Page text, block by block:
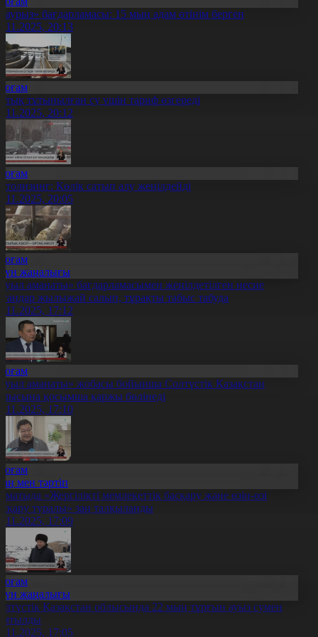
бағдарламасы: 15 мың адам өтінім берген
20:13
тұтынылған су үшін тариф өзгереді
20:12
Көлік сатып алу жеңілдейді
20:05
жаңалығы
аманаты» бағдарламасымен жеңілдетілген несие
жылыжай салып, тұрақты табыс табуда
17:12
аманаты» жобасы бойынша Солтүстік Қазақстан
қосымша қаржы бөлінеді
17:10
мен тәртіп
«Жергілікті мемлекеттік басқару және өзін-өзі
туралы» заң талқыланды
17:09
жаңалығы
Қазақстан облысында 22 мың тұрғын ауыз сумен
17:05